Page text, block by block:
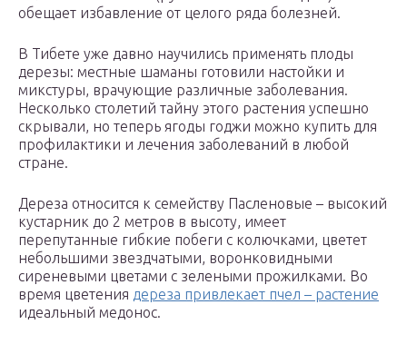
обещает избавление от целого ряда болезней.
В Тибете уже давно научились применять плоды
дерезы: местные шаманы готовили настойки и
микстуры, врачующие различные заболевания.
Несколько столетий тайну этого растения успешно
скрывали, но теперь ягоды годжи можно купить для
профилактики и лечения заболеваний в любой
стране.
Дереза относится к семейству Пасленовые – высокий
кустарник до 2 метров в высоту, имеет
перепутанные гибкие побеги с колючками, цветет
небольшими звездчатыми, воронковидными
сиреневыми цветами с зелеными прожилками. Во
время цветения дереза привлекает пчел – растение
идеальный медонос.